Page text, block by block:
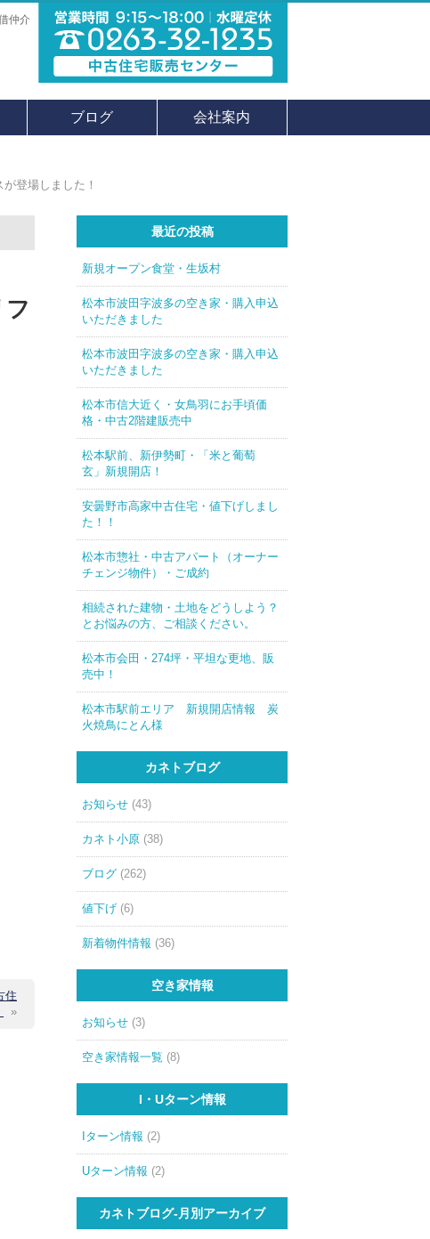
仲介
ブログ 会社案内
登場しました！
住
»
最近の投稿
新規オープン食堂・生坂村
松本市波田字波多の空き家・購入申込
いただきました
松本市波田字波多の空き家・購入申込
いただきました
松本市信大近く・女鳥羽にお手頃価
格・中古2階建販売中
松本駅前、新伊勢町・「米と葡萄
玄」新規開店！
安曇野市高家中古住宅・値下げしまし
た！！
松本市惣社・中古アパート（オーナー
チェンジ物件）・ご成約
相続された建物・土地をどうしよう？
とお悩みの方、ご相談ください。
松本市会田・274坪・平坦な更地、販
売中！
松本市駅前エリア 新規開店情報 炭
火焼鳥にとん様
カネトブログ
お知らせ (43)
カネト小原 (38)
ブログ (262)
値下げ (6)
新着物件情報 (36)
空き家情報
お知らせ (3)
空き家情報一覧 (8)
I・Uターン情報
Iターン情報 (2)
Uターン情報 (2)
カネトブログ-月別アーカイブ